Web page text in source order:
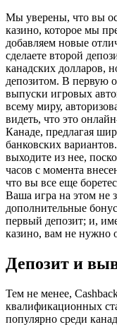
Мы уверены, что вы
казино, которое мы
добавляем новые
сделаете второй
канадских долларов,
депозитом. В первую
выпуски игровых
всему миру,
видеть, что это
Канаде, предлагая
банковских
выходите из нее,
часов с момента
что вы все еще
Ваша игра на этом не
дополнительные
первый депозит; и,
казино, вам не нужно
Депозит и
Тем не менее,
квалификационных
популярно среди